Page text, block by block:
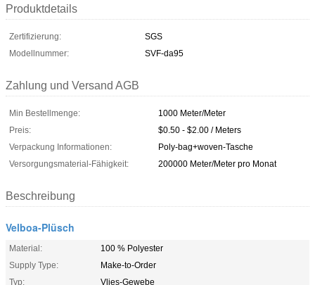
Produktdetails
Zertifizierung:
SGS
Modellnummer:
SVF-da95
Zahlung und Versand AGB
Min Bestellmenge:
1000 Meter/Meter
Preis:
$0.50 - $2.00 / Meters
Verpackung Informationen:
Poly-bag+woven-Tasche
Versorgungsmaterial-Fähigkeit:
200000 Meter/Meter pro Monat
Beschreibung
Velboa-Plüsch
Material:
100 % Polyester
Supply Type:
Make-to-Order
Typ:
Vlies-Gewebe